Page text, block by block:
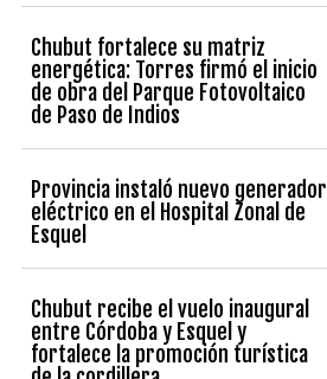
Chubut fortalece su matriz
energética: Torres firmó el inicio
de obra del Parque Fotovoltaico
de Paso de Indios
Provincia instaló nuevo generador
eléctrico en el Hospital Zonal de
Esquel
Chubut recibe el vuelo inaugural
entre Córdoba y Esquel y
fortalece la promoción turística